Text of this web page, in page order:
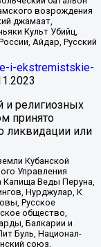
возрождения
джамаат,
Культ Убийц,
Айдар, Русский
i-ekstremistskie-
и религиозных
принято
ликвидации или
Кубанской
Управления
Капища Веды Перуна,
Нурджулар, К
Русское
общество,
Балкарии и
Буль, Национал-
союз,